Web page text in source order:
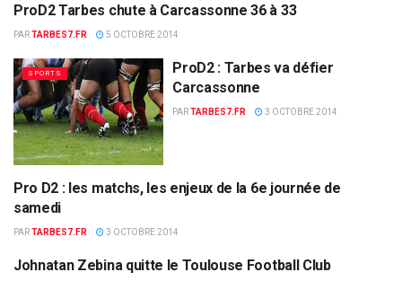
SPORTS
ProD2 Tarbes chute à Carcassonne 36 à 33
PARTARBES7.FR 5 OCTOBRE 2014
SPORTS
ProD2 : Tarbes va défier
Carcassonne
PARTARBES7.FR 3 OCTOBRE 2014
SPORTS
Pro D2 : les matchs, les enjeux de la 6e journée de
samedi
PARTARBES7.FR 3 OCTOBRE 2014
SPORTS
Johnatan Zebina quitte le Toulouse Football Club